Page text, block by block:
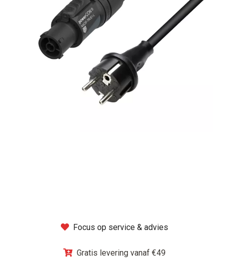
B-stock
Focus op service & advies
Gratis levering vanaf €49